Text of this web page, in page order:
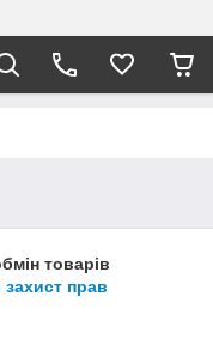
товарів
прав